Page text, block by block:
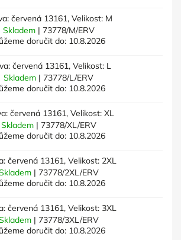
červená 13161, Velikost: M
Skladem | 73778/M/ERV
doručit do: 10.8.2026
červená 13161, Velikost: L
Skladem | 73778/L/ERV
doručit do: 10.8.2026
červená 13161, Velikost: XL
Skladem | 73778/XL/ERV
doručit do: 10.8.2026
červená 13161, Velikost: 2XL
| 73778/2XL/ERV
doručit do: 10.8.2026
červená 13161, Velikost: 3XL
| 73778/3XL/ERV
doručit do: 10.8.2026